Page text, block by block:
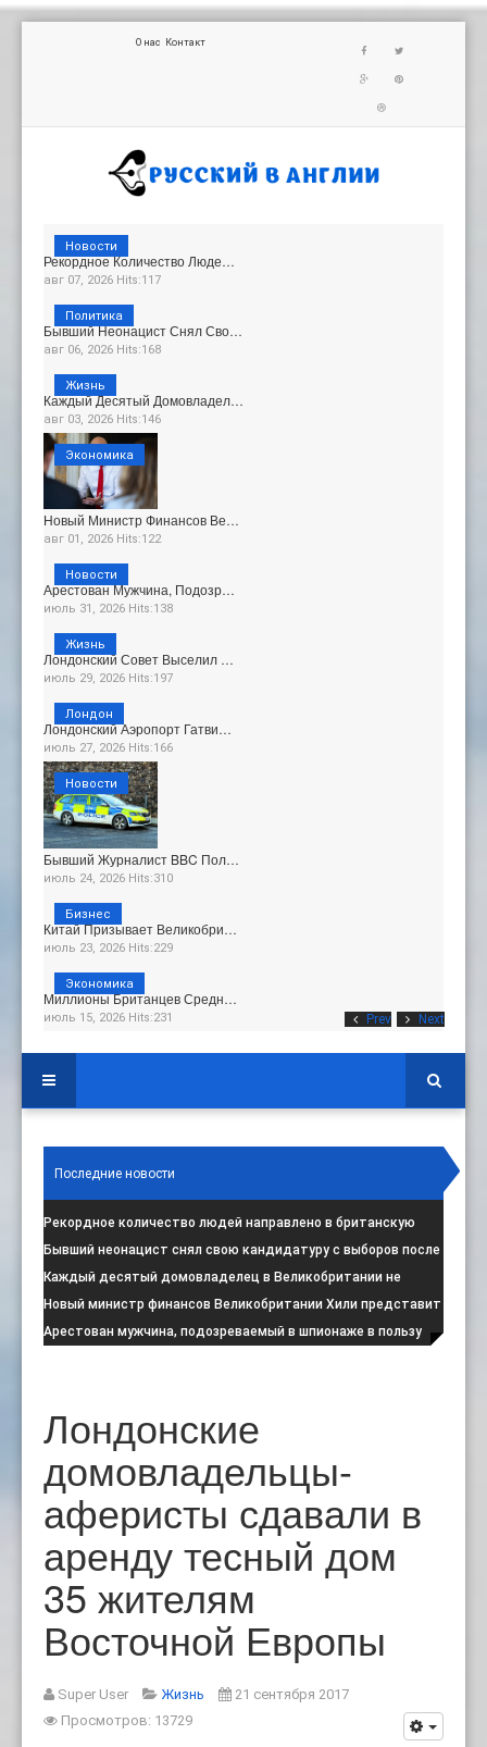
О нас Контакт
Prev Next
Рекордное Количество Люде…
авг 07, 2026 Hits:117
Новости
Бывший Неонацист Снял Сво…
авг 06, 2026 Hits:168
Политика
Каждый Десятый Домовладел…
авг 03, 2026 Hits:146
Жизнь
Новый Министр Финансов Ве…
авг 01, 2026 Hits:122
Экономика
Арестован Мужчина, Подозр…
июль 31, 2026 Hits:138
Новости
Лондонский Совет Выселил …
июль 29, 2026 Hits:197
Жизнь
Лондонский Аэропорт Гатви…
июль 27, 2026 Hits:166
Лондон
Бывший Журналист BBC Пол…
июль 24, 2026 Hits:310
Новости
Китай Призывает Великобри…
июль 23, 2026 Hits:229
Бизнес
Миллионы Британцев Средн…
июль 15, 2026 Hits:231
Экономика
Последние новости
Рекордное количество людей направлено в британскую
программу по борьбе с радикал:
Бывший неонацист снял свою кандидатуру с выборов после
негативной реакции общест:
Каждый десятый домовладелец в Великобритании не
намерен соблюдать запрет на испо:
Новый министр финансов Великобритании Хили представит
свой первый бюджет 28 октя:
Арестован мужчина, подозреваемый в шпионаже в пользу
Лондонские
домовладельцы-
аферисты сдавали в
аренду тесный дом
35 жителям
Восточной Европы
Super User Жизнь
21 сентября 2017
Просмотров: 13729